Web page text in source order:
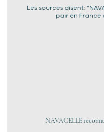
Les sources disent:
pair en
NAVACELLE